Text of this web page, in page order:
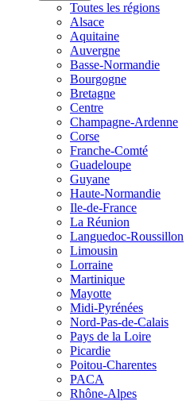
Toutes les régions
Alsace
Aquitaine
Auvergne
Basse-Normandie
Bourgogne
Bretagne
Centre
Champagne-Ardenne
Corse
Franche-Comté
Guadeloupe
Guyane
Haute-Normandie
Ile-de-France
La Réunion
Languedoc-Roussillon
Limousin
Lorraine
Martinique
Mayotte
Midi-Pyrénées
Nord-Pas-de-Calais
Pays de la Loire
Picardie
Poitou-Charentes
PACA
Rhône-Alpes